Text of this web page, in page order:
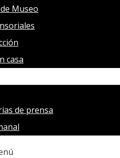
Museo
casa
de prensa